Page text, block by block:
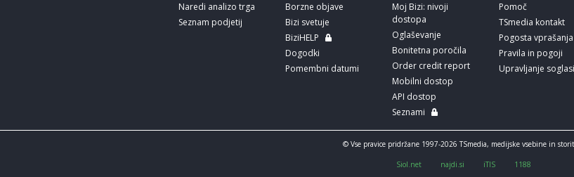
Naredi analizo trga
Seznam podjetij
Borzne objave
Bizi svetuje
BiziHELP
Dogodki
Pomembni datumi
Moj Bizi: nivoji
dostopa
Oglaševanje
Bonitetna poročila
Order credit report
Mobilni dostop
API dostop
Seznami
Pomoč
TSmedia kontakt
Pogosta vprašanja
Pravila in pogoji
Upravljanje
© Vse pravice pridržane 1997-2026 TSmedia, medijske vsebine in
Siol.net najdi.si iTIS 1188